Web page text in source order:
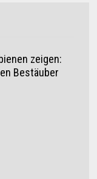
zeigen:
Bestäuber